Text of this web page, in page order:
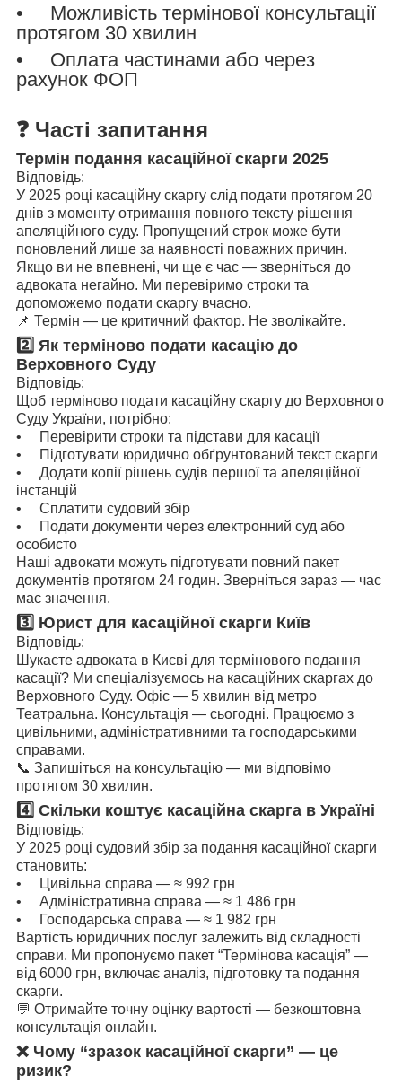
• Можливість термінової консультації
протягом 30 хвилин
• Оплата частинами або через
рахунок ФОП
❓ Часті запитання
Термін подання касаційної скарги 2025
Відповідь:
У 2025 році касаційну скаргу слід подати протягом 20
днів з моменту отримання повного тексту рішення
апеляційного суду. Пропущений строк може бути
поновлений лише за наявності поважних причин.
Якщо ви не впевнені, чи ще є час — зверніться до
адвоката негайно. Ми перевіримо строки та
допоможемо подати скаргу вчасно.
📌 Термін — це критичний фактор. Не зволікайте.
2️⃣ Як терміново подати касацію до
Верховного Суду
Відповідь:
Щоб терміново подати касаційну скаргу до Верховного
Суду України, потрібно:
• Перевірити строки та підстави для касації
• Підготувати юридично обґрунтований текст скарги
• Додати копії рішень судів першої та апеляційної
інстанцій
• Сплатити судовий збір
• Подати документи через електронний суд або
особисто
Наші адвокати можуть підготувати повний пакет
документів протягом 24 годин. Зверніться зараз — час
має значення.
3️⃣ Юрист для касаційної скарги Київ
Відповідь:
Шукаєте адвоката в Києві для термінового подання
касації? Ми спеціалізуємось на касаційних скаргах до
Верховного Суду. Офіс — 5 хвилин від метро
Театральна. Консультація — сьогодні. Працюємо з
цивільними, адміністративними та господарськими
справами.
📞 Запишіться на консультацію — ми відповімо
протягом 30 хвилин.
4️⃣ Скільки коштує касаційна скарга в Україні
Відповідь:
У 2025 році судовий збір за подання касаційної скарги
становить:
• Цивільна справа — ≈ 992 грн
• Адміністративна справа — ≈ 1 486 грн
• Господарська справа — ≈ 1 982 грн
Вартість юридичних послуг залежить від складності
справи. Ми пропонуємо пакет “Термінова касація” —
від 6000 грн, включає аналіз, підготовку та подання
скарги.
💬 Отримайте точну оцінку вартості — безкоштовна
консультація онлайн.
❌ Чому “зразок касаційної скарги” — це
ризик?